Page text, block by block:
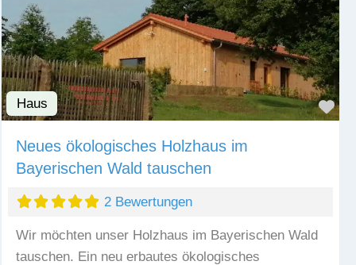
Haus
Neues ökologisches Holzhaus im
Bayerischen Wald tauschen
2 Bewertungen
Wir möchten unser Holzhaus im Bayerischen Wald
tauschen. Ein neu erbautes ökologisches